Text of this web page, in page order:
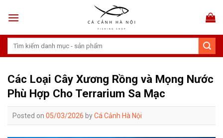
Tìm
Các Loại Cây Xương Rồng và Mọng Nước
Phù Hợp Cho Terrarium Sa Mạc
Posted on 05/03/2026 byCá Cảnh Hà Nội